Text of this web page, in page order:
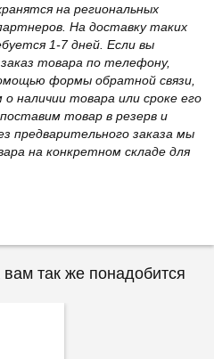
на региональных
На доставку таких
1-7 дней. Если вы
товара по телефону,
формы обратной связи,
наличии товара или сроке его
товар в резерв и
предварительного заказа мы
на конкретном складе для
так же понадобится